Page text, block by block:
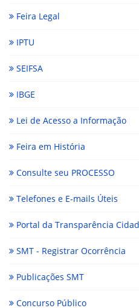
Feira Legal
IPTU
SEIFSA
IBGE
Lei de Acesso a Informação
Feira em História
Consulte seu PROCESSO
Telefones e E-mails Úteis
Portal da Transparência
SMT - Registrar Ocorrência
Publicações SMT
Concurso Público